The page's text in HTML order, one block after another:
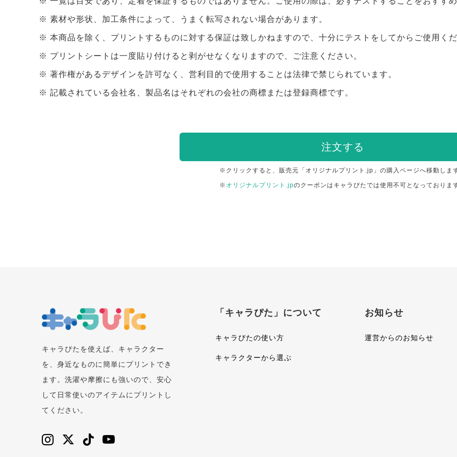
素材や形状、加工条件によって、うまく転写されない場合があります。
本商品を除く、プリントするものに対する保証は致しかねますので、十分にテストをしてからご使用くだ
プリントシートは一度貼り付けると剥がせなくなりますので、ご注意ください。
著作権があるデザインを許可なく、営利目的で使用することは法律で禁じられています。
記載されている会社名、製品名はそれぞれの会社の商標または登録商標です。
注文する
※クリックすると、販売元「オリジナルプリント.jp」の購入ページへ移動しま
※ オリジナルプリント.jpのクーポンはキャラぴたでは使用不可となっておりま
キャラぴたを使えば、キャラクター
を、身近なものに簡単にプリントでき
ます。洗濯や摩擦にも強いので、安心
して日常使いのアイテムにプリントし
てください。
「キャラぴた」について
キャラぴたの使い方
キャラクターから選ぶ
お知らせ
運営からのお知らせ